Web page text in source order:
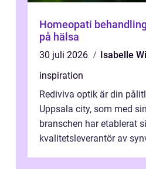
Homeopati behandling en
på hälsa
30 juli 2026
Isabelle
inspiration
Rediviva optik är din
Uppsala city, som med
branschen har etablerat
kvalitetsleverantör av